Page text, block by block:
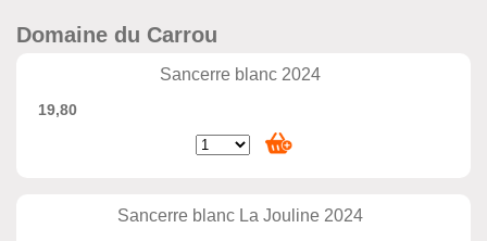
Domaine du Carrou
Sancerre blanc 2024
19,80
Sancerre blanc La Jouline 2024